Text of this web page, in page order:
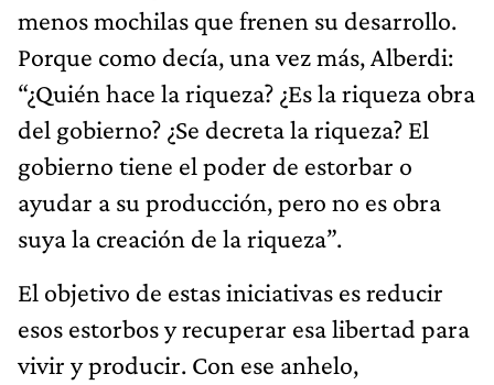
menos mochilas que frenen su desarrollo.
Porque como decía, una vez más, Alberdi:
“¿Quién hace la riqueza? ¿Es la riqueza obra
del gobierno? ¿Se decreta la riqueza? El
gobierno tiene el poder de estorbar o
ayudar a su producción, pero no es obra
suya la creación de la riqueza”.
El objetivo de estas iniciativas es reducir
esos estorbos y recuperar esa libertad para
vivir y producir. Con ese anhelo,